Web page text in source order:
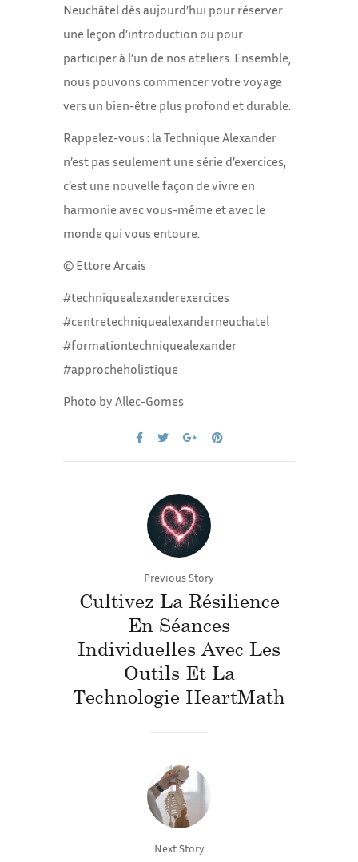
Neuchâtel dès aujourd’hui pour réserver
une leçon d’introduction ou pour
participer à l’un de nos ateliers. Ensemble,
nous pouvons commencer votre voyage
vers un bien-être plus profond et durable.
Rappelez-vous: la Technique Alexander
n’est pas seulement une série d’exercices,
c’est une nouvelle façon de vivre en
harmonie avec vous-même et avec le
monde qui vous entoure.
© Ettore Arcais
#techniquealexanderexercices
#centretechniquealexanderneuchatel
#formationtechniquealexander
#approcheholistique
Photo by Allec-Gomes
Previous Story
Cultivez La Résilience
En Séances
Individuelles Avec Les
Outils Et La
Technologie HeartMath
Next Story